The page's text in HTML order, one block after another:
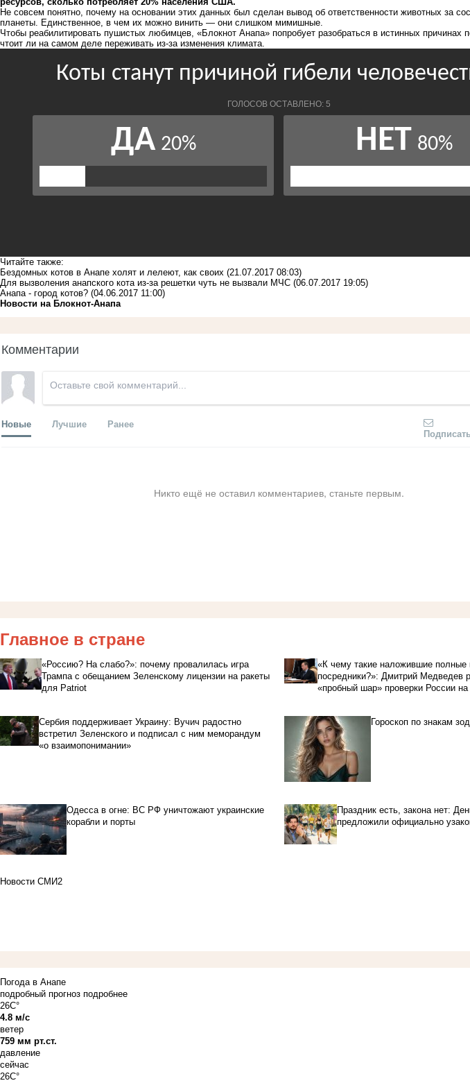
Не совсем понятно, почему на основании этих данных был сделан вывод об ответственности животных за
планеты. Единственное, в чем их можно винить — они слишком мимишные.
Чтобы реабилитировать пушистых любимцев, «Блокнот Анапа» попробует разобраться в истинных причинах
чтоит ли на самом деле переживать из-за изменения климата.
Читайте также:
Бездомных котов в Анапе холят и лелеют, как своих (21.07.2017 08:03)
Для вызволения анапского кота из-за решетки чуть не вызвали МЧС (06.07.2017 19:05)
Анапа - город котов? (04.06.2017 11:00)
Новости на Блoкнoт-Анапа
Комментарии
Новые Лучшие Ранее
Никто ещё не оставил комментариев, станьте первым.
Главное в стране
«Россию? На слабо?»: почему провалилась игра
Трампа с обещанием Зеленскому лицензии на ракеты
для Patriot
«К чему такие наложившие
посредники?»: Дмитрий Медведев
«пробный шар» проверки России на
Сербия поддерживает Украину: Вучич радостно
встретил Зеленского и подписал с ним меморандум
«о взаимопонимании»
Гороскоп по знакам
Одесса в огне: ВС РФ уничтожают украинские
корабли и порты
Праздник есть, закона нет:
предложили официально
Новости СМИ2
Погода в Анапе
подробный прогноз подробнее
26C°
4.8 м/с
ветер
759 мм рт.ст.
давление
сейчас
26C°